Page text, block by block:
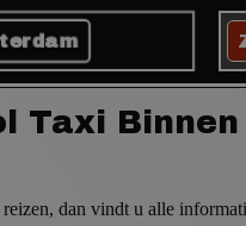
Taxi Binnen
dan vindt u alle